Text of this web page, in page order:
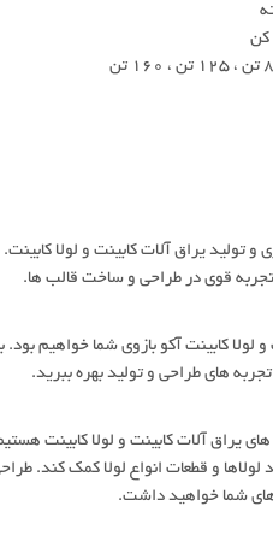
کن
تولید یراق آلات کابینت و لولا کابینت.
لولا کابینت آکو بازوی شما خواهیم
های طراحی و تولید بهره ببرید.
لولاها و قطعات انواع لولا کمک کند.
شما خواهید داشت.